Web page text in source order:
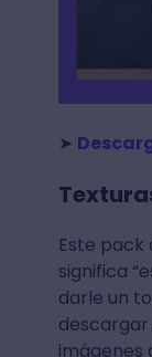
➤
Este pack
significa
darle un
imágenes